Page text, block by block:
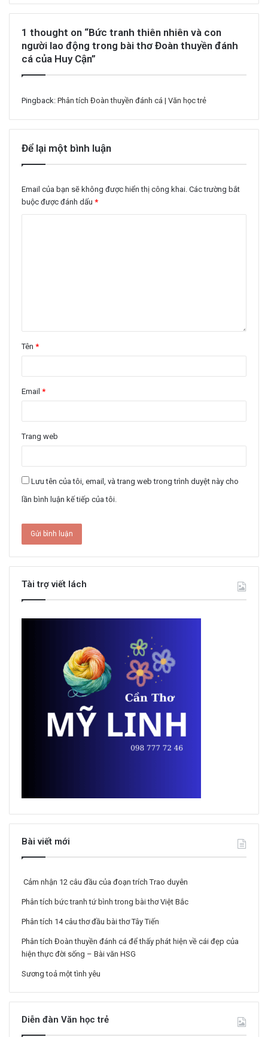
1 thought on “Bức tranh thiên nhiên và con
người lao động trong bài thơ Đoàn thuyền đánh
cá của Huy Cận”
Pingback: Phân tích Đoàn thuyền đánh cá | Văn học trẻ
Để lại một bình luận
Email của bạn sẽ không được hiển thị công khai. Các trường bắt
buộc được đánh dấu *
Tên *
Email *
Trang web
Lưu tên của tôi, email, và trang web trong trình duyệt này cho
lần bình luận kế tiếp của tôi.
Tài trợ viết lách
Bài viết mới
Cảm nhận 12 câu đầu của đoạn trích Trao duyên
Phân tích bức tranh tứ bình trong bài thơ Việt Bắc
Phân tích 14 câu thơ đầu bài thơ Tây Tiến
Phân tích Đoàn thuyền đánh cá để thấy phát hiện về cái đẹp của
hiện thực đời sống – Bài văn HSG
Sương toả một tình yêu
Diễn đàn Văn học trẻ